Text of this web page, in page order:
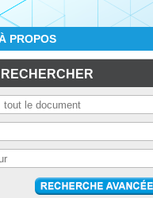
PROPOS
RECHERCHER